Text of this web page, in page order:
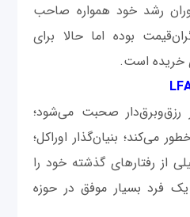
رشد خود همواره صاحب
بوده اما حالا برای
خریده است.
رزق‌وبرق‌دار صحبت می‌شود؛
می‌کند؛ بنیان‌گذار اوراکل؛
از رفتارهای گذشته خود را
فرد بسیار موفق در حوزه